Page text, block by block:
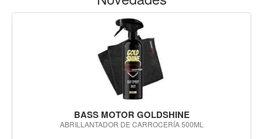
BASS MOTOR GOLDSHINE
ABRILLANTADOR DE CARROCERÍA 500ML